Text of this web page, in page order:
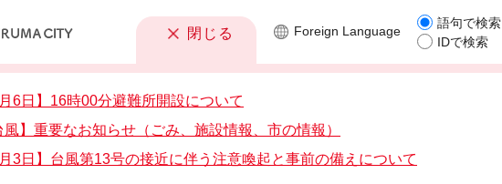
閉じる
月6日】16時00分避難所開設について
風】重要なお知らせ（ごみ、施設情報、市の情報）
月3日】台風第13号の接近に伴う注意喚起と事前の備えについて
Foreign Language
語句で検索
IDで検索